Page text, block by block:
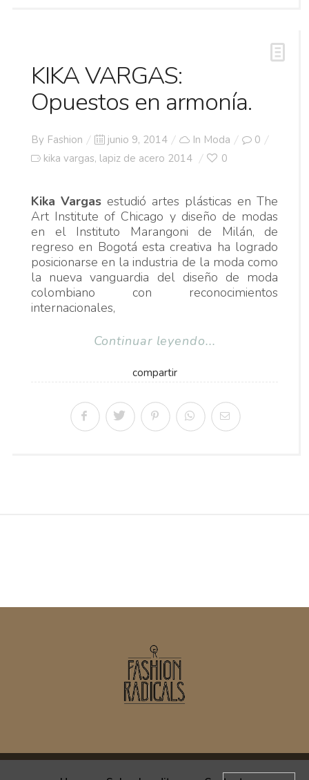
KIKA VARGAS:
Opuestos en armonía.
By Fashion
Posted
on
junio 9, 2014 In Moda
0
kika vargas, lapiz de acero 2014 0
Kika Vargas estudió artes plásticas en The
Art Institute of Chicago y diseño de modas
en el Instituto Marangoni de Milán, de
regreso en Bogotá esta creativa ha logrado
posicionarse en la industria de la moda como
la nueva vanguardia del diseño de moda
colombiano con reconocimientos
internacionales,
Continuar leyendo...
compartir